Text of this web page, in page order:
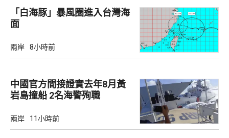
「白海豚」暴風圈進入台灣海
面
兩岸 8小時前
中國官方間接證實去年8月黃
岩島撞船 2名海警殉職
兩岸 11小時前